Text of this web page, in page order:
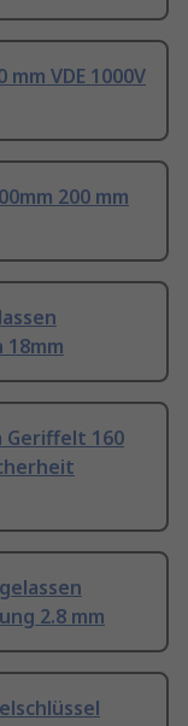
VDE 1000V
200 mm
18mm
Geriffelt 160
2.8 mm